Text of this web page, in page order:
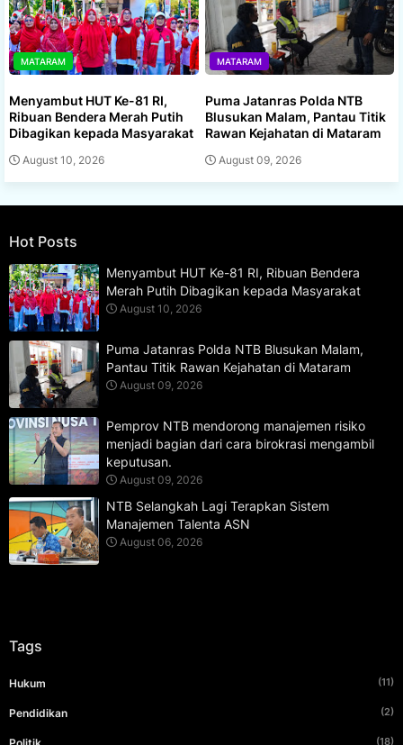
MATARAM
Menyambut HUT Ke-81 RI,
Ribuan Bendera Merah Putih
Dibagikan kepada Masyarakat
August 10, 2026
MATARAM
Puma Jatanras Polda NTB
Blusukan Malam, Pantau Titik
Rawan Kejahatan di Mataram
August 09, 2026
Hot Posts
Menyambut HUT Ke-81 RI, Ribuan Bendera
Merah Putih Dibagikan kepada Masyarakat
August 10, 2026
Puma Jatanras Polda NTB Blusukan Malam,
Pantau Titik Rawan Kejahatan di Mataram
August 09, 2026
Pemprov NTB mendorong manajemen risiko
menjadi bagian dari cara birokrasi mengambil
keputusan.
August 09, 2026
NTB Selangkah Lagi Terapkan Sistem
Manajemen Talenta ASN
August 06, 2026
Tags
Hukum (11)
Pendidikan (2)
(18)